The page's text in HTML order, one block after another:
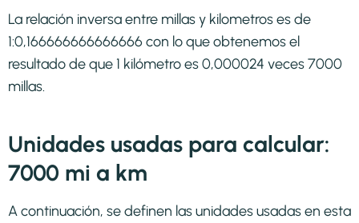
La relación inversa entre millas y kilometros es de
1:0,166666666666666 con lo que obtenemos el
resultado de que 1 kilómetro es 0,000024 veces 7000
millas.
Unidades usadas para calcular:
7000 mi a km
A continuación, se definen las unidades usadas en esta